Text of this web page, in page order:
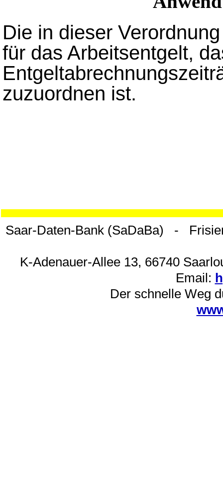
Die in dieser
für das Arbeitsentgelt,
zuzuordnen ist.
Saar-Daten-Bank (SaDaBa) -
K-Adenauer-Allee 13, 66740
Email:
Der schnelle Weg